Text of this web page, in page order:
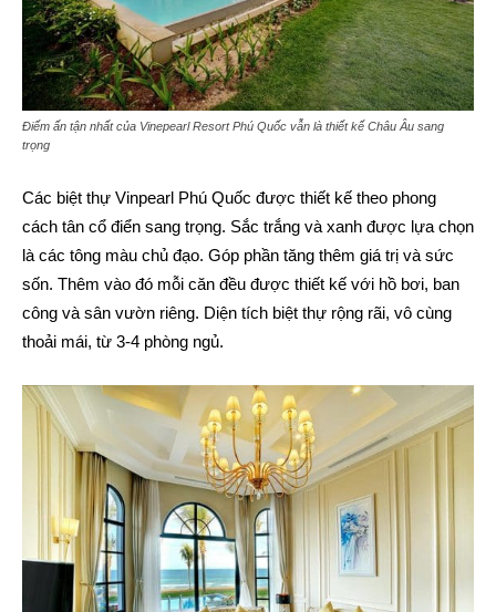
Điếm ấn tận nhất của Vinepearl Resort Phú Quốc vẫn là thiết kế Châu Âu sang
trọng
Các biệt thự Vinpearl Phú Quốc được thiết kế theo phong
cách tân cổ điển sang trọng. Sắc trắng và xanh được lựa chọn
là các tông màu chủ đạo. Góp phần tăng thêm giá trị và sức
sốn. Thêm vào đó mỗi căn đều được thiết kế với hồ bơi, ban
công và sân vườn riêng. Diện tích biệt thự rộng rãi, vô cùng
thoải mái, từ 3-4 phòng ngủ.